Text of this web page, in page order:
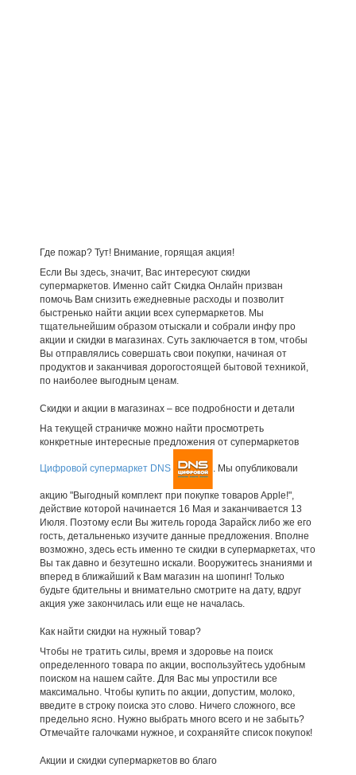
Где пожар? Тут! Внимание, горящая акция!
Если Вы здесь, значит, Вас интересуют скидки
супермаркетов. Именно сайт Скидка Онлайн призван
помочь Вам снизить ежедневные расходы и позволит
быстренько найти акции всех супермаркетов. Мы
тщательнейшим образом отыскали и собрали инфу про
акции и скидки в магазинах. Суть заключается в том, чтобы
Вы отправлялись совершать свои покупки, начиная от
продуктов и заканчивая дорогостоящей бытовой техникой,
по наиболее выгодным ценам.
Скидки и акции в магазинах – все подробности и детали
На текущей страничке можно найти просмотреть
конкретные интересные предложения от супермаркетов
Цифровой супермаркет DNS . Мы опубликовали
акцию "Выгодный комплект при покупке товаров Apple!",
действие которой начинается 16 Мая и заканчивается 13
Июля. Поэтому если Вы житель города Зарайск либо же его
гость, детальненько изучите данные предложения. Вполне
возможно, здесь есть именно те скидки в супермаркетах, что
Вы так давно и безутешно искали. Вооружитесь знаниями и
вперед в ближайший к Вам магазин на шопинг! Только
будьте бдительны и внимательно смотрите на дату, вдруг
акция уже закончилась или еще не началась.
Как найти скидки на нужный товар?
Чтобы не тратить силы, время и здоровье на поиск
определенного товара по акции, воспользуйтесь удобным
поиском на нашем сайте. Для Вас мы упростили все
максимально. Чтобы купить по акции, допустим, молоко,
введите в строку поиска это слово. Ничего сложного, все
предельно ясно. Нужно выбрать много всего и не забыть?
Отмечайте галочками нужное, и сохраняйте список покупок!
Акции и скидки супермаркетов во благо